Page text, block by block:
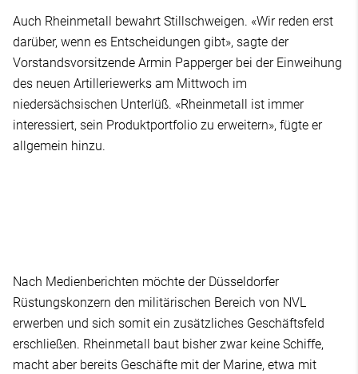
Auch Rheinmetall bewahrt Stillschweigen. «Wir reden erst
darüber, wenn es Entscheidungen gibt», sagte der
Vorstandsvorsitzende Armin Papperger bei der Einweihung
des neuen Artilleriewerks am Mittwoch im
niedersächsischen Unterlüß. «Rheinmetall ist immer
interessiert, sein Produktportfolio zu erweitern», fügte er
allgemein hinzu.
Nach Medienberichten möchte der Düsseldorfer
Rüstungskonzern den militärischen Bereich von NVL
erwerben und sich somit ein zusätzliches Geschäftsfeld
erschließen. Rheinmetall baut bisher zwar keine Schiffe,
macht aber bereits Geschäfte mit der Marine, etwa mit